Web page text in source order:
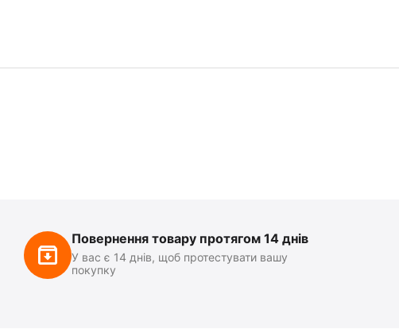
Повернення товару протягом 14 днів
У вас є 14 днів, щоб протестувати вашу
покупку